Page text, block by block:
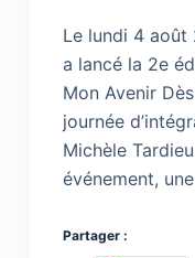
Le lundi 4 août
a lancé la 2e
Mon Avenir
journée
Michèle
événement,
Partager :